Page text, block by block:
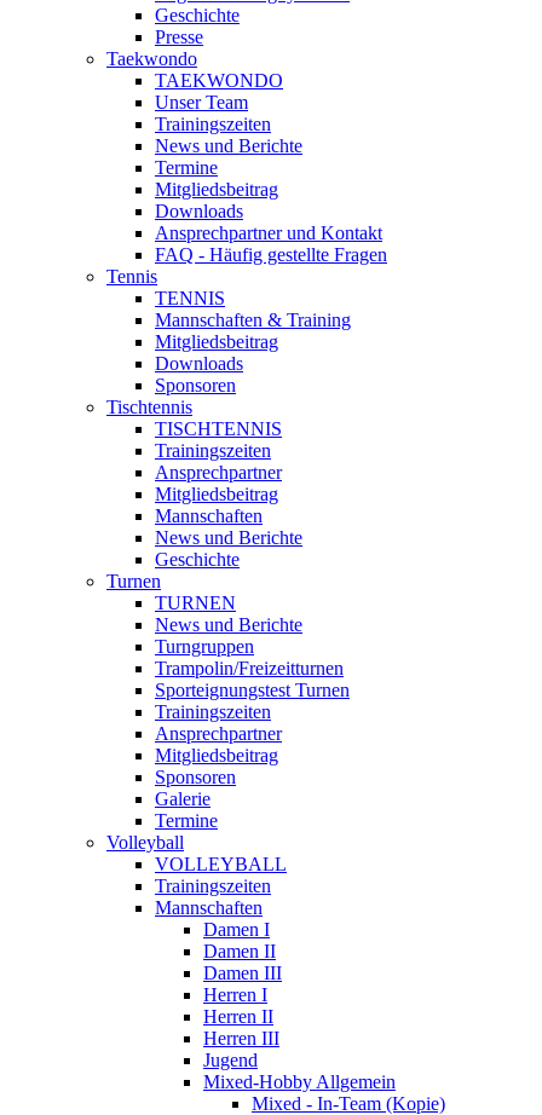
Geschichte
Presse
Taekwondo
TAEKWONDO
Unser Team
Trainingszeiten
News und Berichte
Termine
Mitgliedsbeitrag
Downloads
Ansprechpartner und Kontakt
FAQ - Häufig gestellte Fragen
Tennis
TENNIS
Mannschaften & Training
Mitgliedsbeitrag
Downloads
Sponsoren
Tischtennis
TISCHTENNIS
Trainingszeiten
Ansprechpartner
Mitgliedsbeitrag
Mannschaften
News und Berichte
Geschichte
Turnen
TURNEN
News und Berichte
Turngruppen
Trampolin/Freizeitturnen
Sporteignungstest Turnen
Trainingszeiten
Ansprechpartner
Mitgliedsbeitrag
Sponsoren
Galerie
Termine
Volleyball
VOLLEYBALL
Trainingszeiten
Mannschaften
Damen I
Damen II
Damen III
Herren I
Herren II
Herren III
Jugend
Mixed-Hobby Allgemein
Mixed - In-Team (Kopie)